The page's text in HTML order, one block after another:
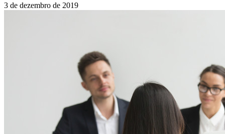
3 de dezembro de 2019